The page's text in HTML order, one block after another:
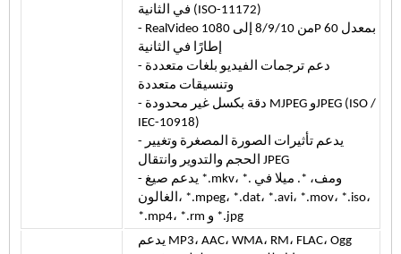
في الثانية (ISO-11172)
- RealVideo من 8/9/10 إلى 1080P بمعدل 60
إطارًا في الثانية
- دعم ترجمات الفيديو بلغات متعددة
وتنسيقات متعددة
- دقة بكسل غير محدودة MJPEG وJPEG (ISO /
IEC-10918)
- يدعم تأثيرات الصورة المصغرة وتغيير
الحجم والتدوير وانتقال JPEG
- يدعم صيغ *.mkv، *. ومف، *. ميلا في
الغالون، *.mpeg، *.dat، *.avi، *.mov، *.iso،
*.mp4، *.rm و *.jpg
يدعم MP3، AAC، WMA، RM، FLAC، Ogg